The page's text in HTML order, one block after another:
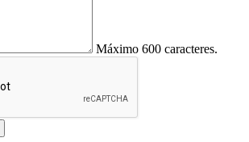
Máximo 600 caracteres.